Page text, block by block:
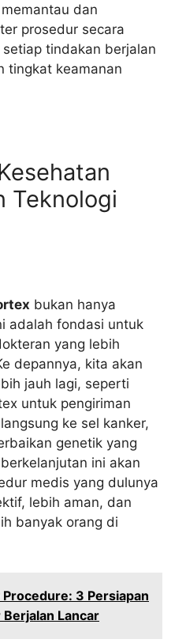
dan
prosedur secara
tindakan berjalan
tingkat keamanan
Teknologi
bukan hanya
adalah fondasi untuk
yang lebih
depannya, kita akan
jauh lagi, seperti
untuk pengiriman
ke sel kanker,
genetik yang
ini akan
medis yang dulunya
lebih aman, dan
banyak orang di
3 Persiapan
Lancar